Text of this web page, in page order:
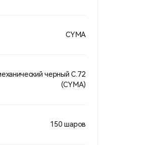
CYMA
черный C.72
(CYMA)
150 шаров